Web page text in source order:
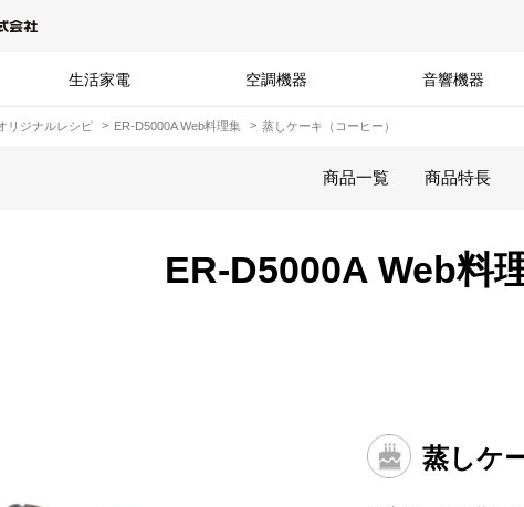
生活家電 空調機器 音響機器
リジナルレシピ ER-D5000A Web料理集 蒸しケーキ（コーヒー）
商品一覧 商品特長
ER-D5000A Web料
蒸しケ